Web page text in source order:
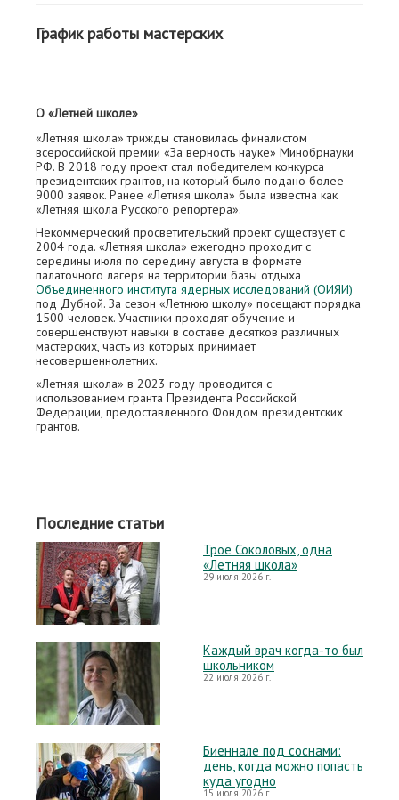
График работы мастерских
О «Летней школе»
«Летняя школа» трижды становилась финалистом
всероссийской премии «За верность науке» Минобрнауки
РФ. В 2018 году проект стал победителем конкурса
президентских грантов, на который было подано более
9000 заявок. Ранее «Летняя школа» была известна как
«Летняя школа Русского репортера».
Некоммерческий просветительский проект существует с
2004 года. «Летняя школа» ежегодно проходит с
середины июля по середину августа в формате
палаточного лагеря на территории базы отдыха
Объединенного института ядерных исследований (ОИЯИ)
под Дубной. За сезон «Летнюю школу» посещают порядка
1500 человек. Участники проходят обучение и
совершенствуют навыки в составе десятков различных
мастерских, часть из которых принимает
несовершеннолетних.
«Летняя школа» в 2023 году проводится с
использованием гранта Президента Российской
Федерации, предоставленного Фондом президентских
грантов.
Последние статьи
Трое Соколовых, одна
«Летняя школа»
29 июля 2026 г.
Каждый врач когда-то был
школьником
22 июля 2026 г.
Биеннале под соснами:
день, когда можно попасть
куда угодно
15 июля 2026 г.